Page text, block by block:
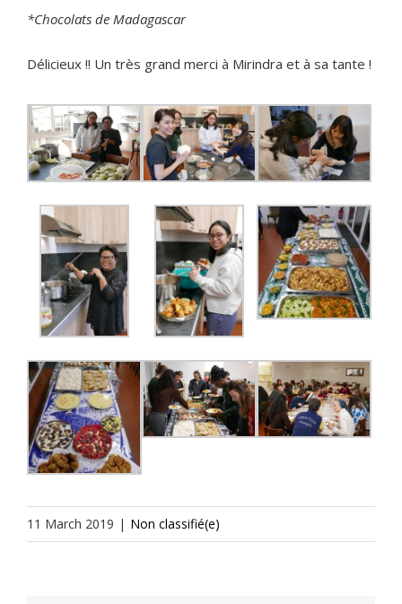
*Chocolats de Madagascar
Délicieux !! Un très grand merci à Mirindra et à sa tante !
11 March 2019 | Non classifié(e)